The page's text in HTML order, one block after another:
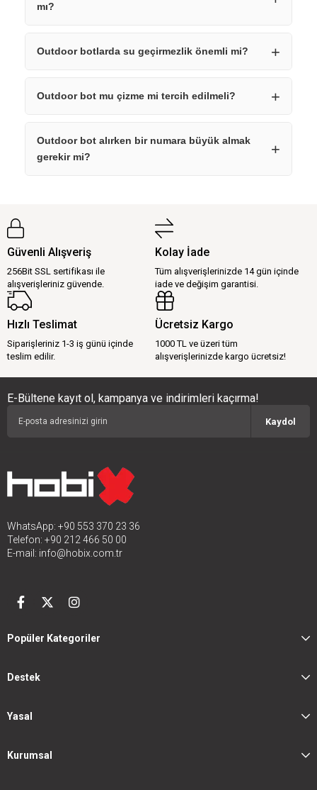
mı?
Outdoor botlarda su geçirmezlik önemli mi?
Outdoor bot mu çizme mi tercih edilmeli?
Outdoor bot alırken bir numara büyük almak
gerekir mi?
Güvenli Alışveriş
256Bit SSL sertifikası ile
alışverişleriniz güvende.
Kolay İade
Tüm alışverişlerinizde 14 gün içinde
iade ve değişim garantisi.
Hızlı Teslimat
Siparişleriniz 1-3 iş günü içinde
teslim edilir.
Ücretsiz Kargo
1000 TL ve üzeri tüm
alışverişlerinizde kargo ücretsiz!
E-Bültene kayıt ol, kampanya ve indirimleri kaçırma!
Kaydol
WhatsApp: +90 553 370 23 36
Telefon: +90 212 466 50 00
E-mail: info@hobix.com.tr
Popüler Kategoriler
Destek
Yasal
Kurumsal